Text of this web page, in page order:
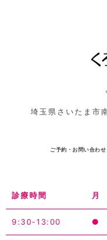
埼玉県さいたま
ご予約・お問い合わせ
診療時間 月
9:30-13:00 ●